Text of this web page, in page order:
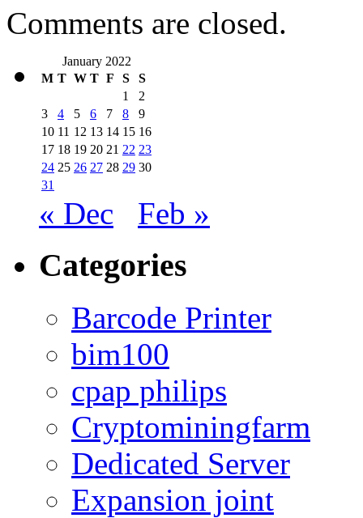
Comments are closed.
January 2022
M T W T F S
S
1
2
3
4 5 6 7 8
9
10 11 12 13 14 15 16
17 18 19 20 21 22 23
24 25 26 27 28 29 30
31
« Dec Feb »
Categories
Barcode Printer
bim100
cpap philips
Cryptominingfarm
Dedicated Server
Expansion joint